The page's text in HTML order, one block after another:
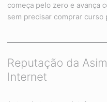
começa pelo zero e avança
sem precisar comprar curso
Reputação da
Internet